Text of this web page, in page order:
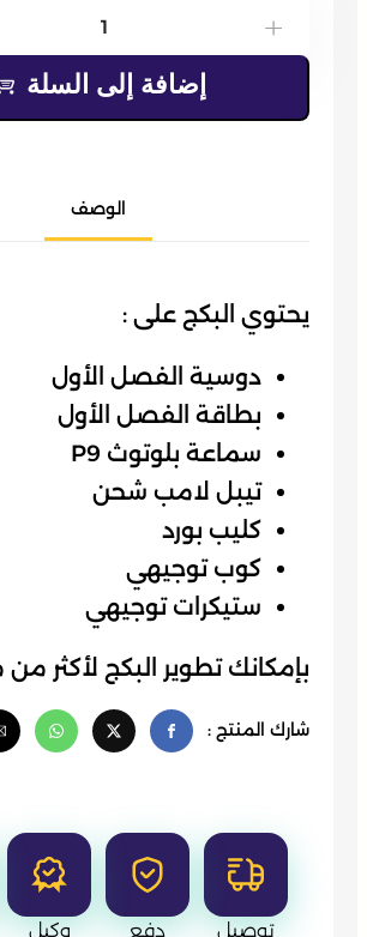
كمية
بكج
النجار
إضافة إلى السلة
الوصف
يحتوي البكج على :
دوسية الفصل الأول
بطاقة الفصل الأول
سماعة بلوتوث P9
تيبل لامب شحن
كليب بورد
كوب توجيهي
ستيكرات توجيهي
بإمكانك تطوير البكج لأكثر من
شارك المنتج :
توصيل
دفع
وكيل